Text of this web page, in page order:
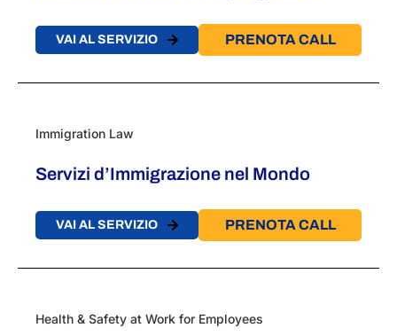
VAI AL SERVIZIO PRENOTA CALL
Immigration Law
Servizi d’Immigrazione nel Mondo
VAI AL SERVIZIO PRENOTA CALL
Health & Safety at Work for Employees